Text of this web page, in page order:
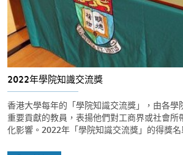
2022年學院知識交流獎
香港大學每年的「學院知識交流獎」，由各學
重要貢獻的教員，表揚他們對工商界或社會所
化影響。2022年「學院知識交流獎」的得獎名